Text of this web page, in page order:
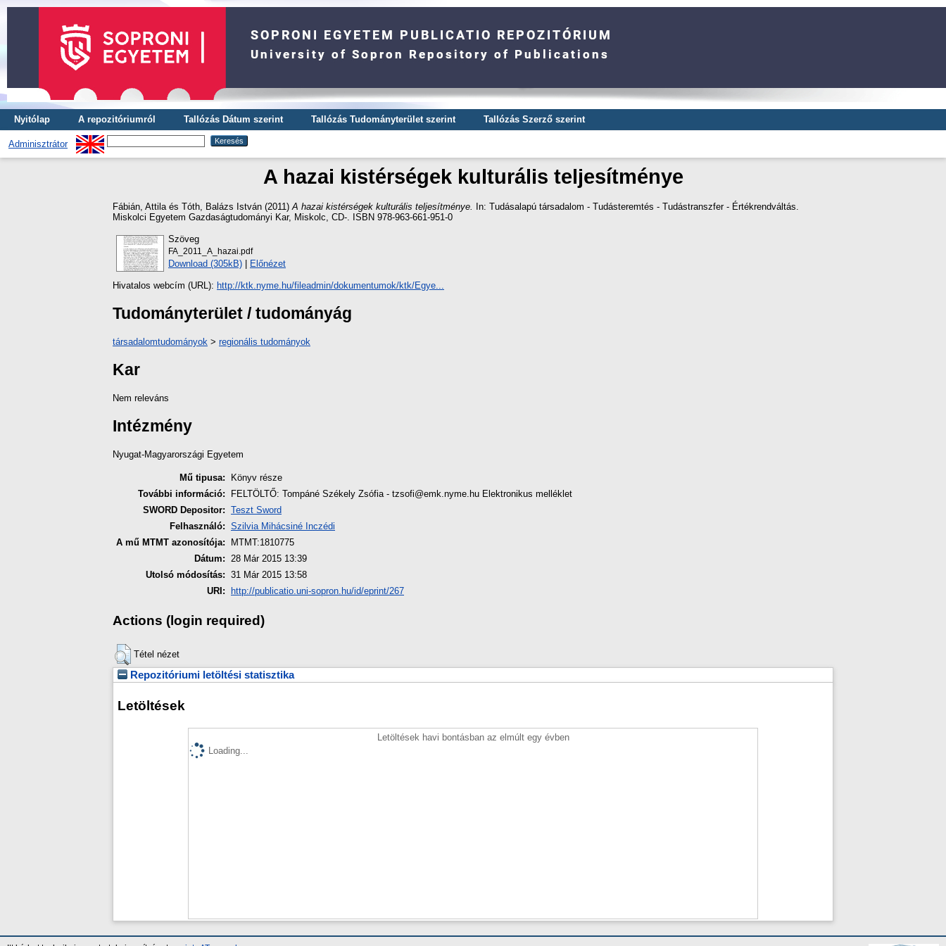
Nyitólap A repozitóriumról Tallózás Dátum szerint Tallózás Tudományterület szerint Tallózás Szerző szerint
Adminisztrátor
A hazai kistérségek kulturális teljesítménye
Fábián, Attila és Tóth, Balázs István (2011) A hazai kistérségek kulturális teljesítménye.
In: Tudásalapú társadalom - Tudásteremtés - Tudástranszfer - Értékrendváltás.
Miskolci Egyetem Gazdaságtudományi Kar, Miskolc, CD-. ISBN 978-963-661-951-0
Szöveg
FA_2011_A_hazai.pdf
Download (305kB) | Előnézet
Hivatalos webcím (URL): http://ktk.nyme.hu/fileadmin/dokumentumok/ktk/Egye...
Tudományterület / tudományág
társadalomtudományok > regionális tudományok
Kar
Nem releváns
Intézmény
Nyugat-Magyarországi Egyetem
Mű tipusa:
Könyv része
További információ:
FELTÖLTŐ: Tompáné Székely Zsófia - tzsofi@emk.nyme.hu Elektronikus melléklet
SWORD Depositor: Teszt Sword
Felhasználó: Szilvia Mihácsiné Inczédi
A mű MTMT azonosítója:
MTMT:1810775
Dátum: 28 Már 2015 13:39
Utolsó módosítás: 31 Már 2015 13:58
URI:
http://publicatio.uni-sopron.hu/id/eprint/267
Actions (login required)
Tétel nézet
Repozitóriumi letöltési statisztika
Letöltések
Letöltések havi bontásban az elmúlt egy évben
Loading...